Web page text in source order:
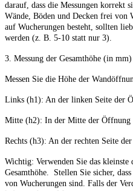
darauf, dass die Messungen korrekt
Wände, Böden und Decken frei von
auf Wucherungen besteht, sollten
werden (z. B. 5-10 statt nur 3).
3. Messung der Gesamthöhe (in mm)
Messen Sie die Höhe der
Links (h1): An der linken Seite der
Mitte (h2): In der Mitte der Öffnung
Rechts (h3): An der rechten Seite
Wichtig: Verwenden Sie das
Gesamthöhe. Stellen Sie sicher,
von Wucherungen sind. Falls der